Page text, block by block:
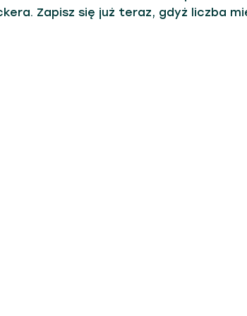
Zapisz się już teraz, gdyż liczba